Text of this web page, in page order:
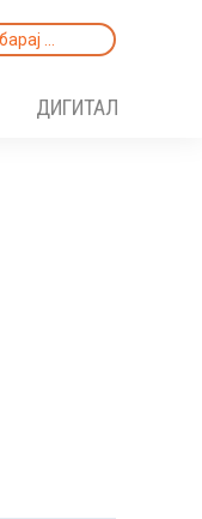
ДИГИТАЛ